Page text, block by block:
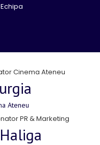
Echipa
Ateneu